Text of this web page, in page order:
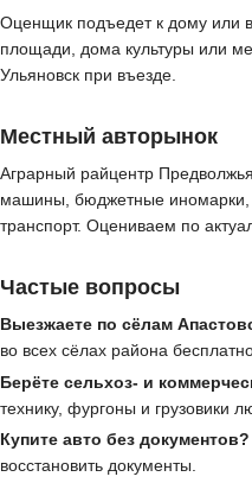
Оценщик подъедет к дому или
площади, дома культуры или
Ульяновск при въезде.
Местный авторынок
Аграрный райцентр
машины, бюджетные иномарки,
транспорт. Оцениваем по
Частые вопросы
Выезжаете по сёлам
во всех сёлах района
Берёте сельхоз- и
технику, фургоны и грузовики
Купите авто без документов?
восстановить документы.